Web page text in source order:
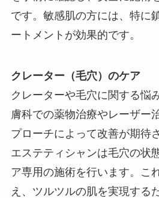
です。敏感肌の方には、特に
ートメントが効果的です。
クレーター（毛穴）のケア
クレーターや毛穴に関する悩
膚科での薬物治療やレーザー
プローチによって改善が期待
エステティシャンは毛穴の状
ア専用の施術を行います。こ
え、ツルツルの肌を実現する